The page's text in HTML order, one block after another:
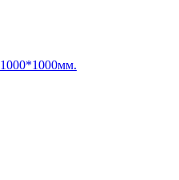
1000*1000мм.